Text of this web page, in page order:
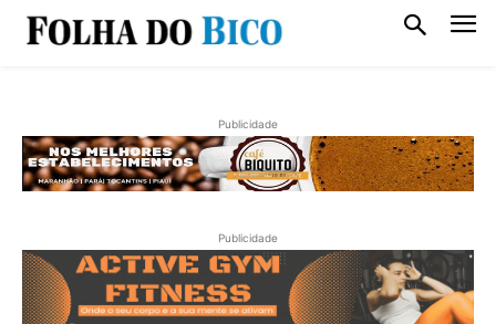
Publicidade
Publicidade